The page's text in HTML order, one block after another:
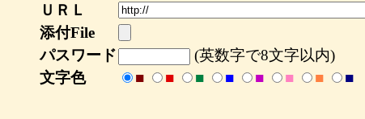
ＵＲＬ
添付File
パスワード
(英数字で8文字以内)
文字色
■ ■ ■ ■ ■ ■ ■ ■